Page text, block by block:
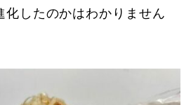
化したのかはわかりません